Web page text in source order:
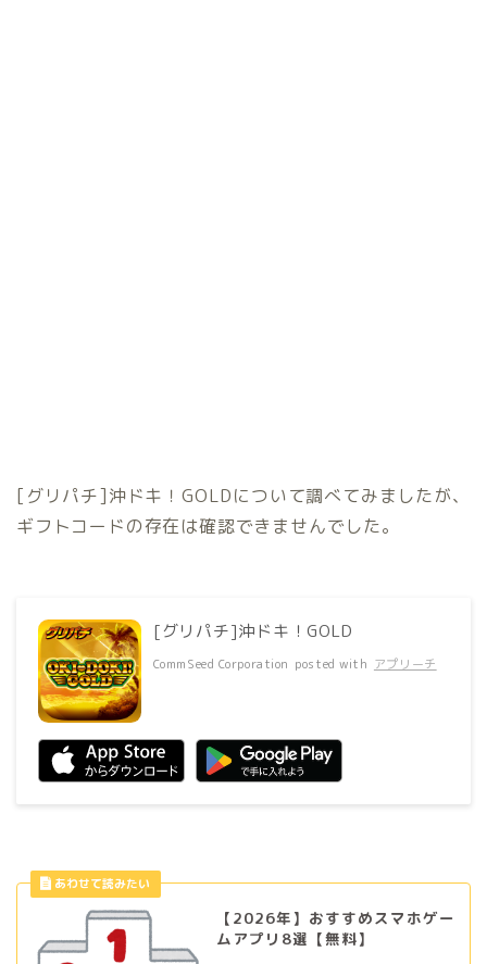
[グリパチ]沖ドキ！GOLDについて調べてみましたが、
ギフトコードの存在は確認できませんでした。
[グリパチ]沖ドキ！GOLD
CommSeed Corporation posted with アプリーチ
【2026年】おすすめスマホゲー
ムアプリ8選【無料】